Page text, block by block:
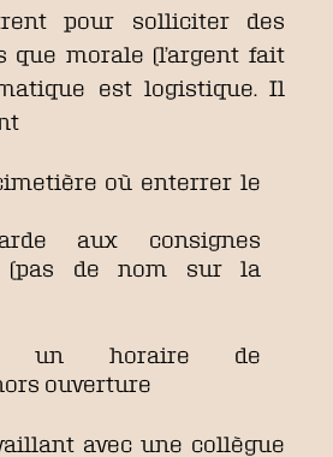
pour solliciter des
que morale (l’argent fait
est logistique. Il
où enterrer le
aux consignes
(pas de nom sur la
un horaire de
ouverture
avec une collègue